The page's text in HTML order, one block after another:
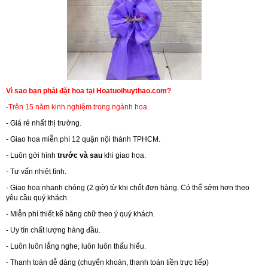
Vì sao bạn phải đặt hoa tại Hoatuoihuythao.com?
-Trên 15 năm kinh nghiệm trong ngành hoa.
- Giá rẻ nhất thị trường.
- Giao hoa miễn phí 12 quận nội thành TPHCM.
- Luôn gởi hình trước và sau khi giao hoa.
- Tư vấn nhiệt tình.
- Giao hoa nhanh chóng (2 giờ) từ khi chốt đơn hàng. Có thể sớm hơn theo
yêu cầu quý khách.
- Miễn phí thiết kế băng chữ theo ý quý khách.
- Uy tín chất lượng hàng đầu.
- Luôn luôn lắng nghe, luôn luôn thấu hiểu.
- Thanh toán dễ dàng (chuyển khoản, thanh toán tiền trực tiếp)